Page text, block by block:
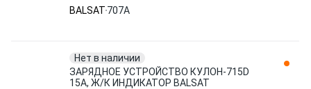
BALSAT 707A
Нет в наличии
ЗАРЯДНОЕ УСТРОЙСТВО КУЛОН-715D
15А, Ж/К ИНДИКАТОР BALSAT